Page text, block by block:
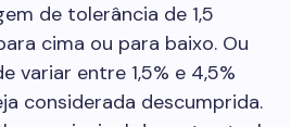
de tolerância de 1,5
cima ou para baixo. Ou
variar entre 1,5% e 4,5%
considerada descumprida.